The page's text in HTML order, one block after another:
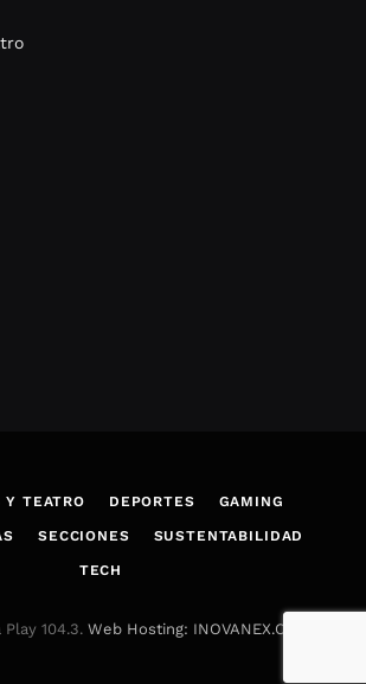
TEATRO DEPORTES GAMING
SECCIONES SUSTENTABILIDAD
TECH
104.3. Web Hosting: INOVANEX.COM